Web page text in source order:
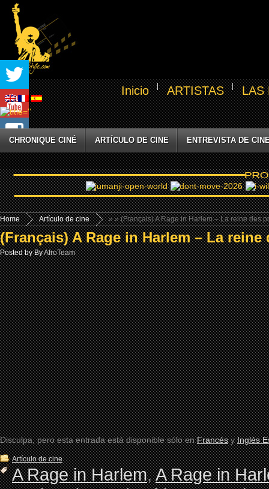
Inicio ARTISTAS LAS
CHRONIQUE CINÉ ARTÍCULO DE CINE ENTREVISTA DE
Home »
Artículo de cine » (Français) A Rage in Harlem – La reine des
(Français) A Rage in Harlem – La reine
Posted by ByAfroTeam
Disculpa, pero esta entrada está disponible sólo enFrancésyInglés
Artículo de cine
A Rage in Harlem,A Rage in